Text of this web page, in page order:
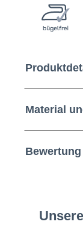
Material
Bewertung